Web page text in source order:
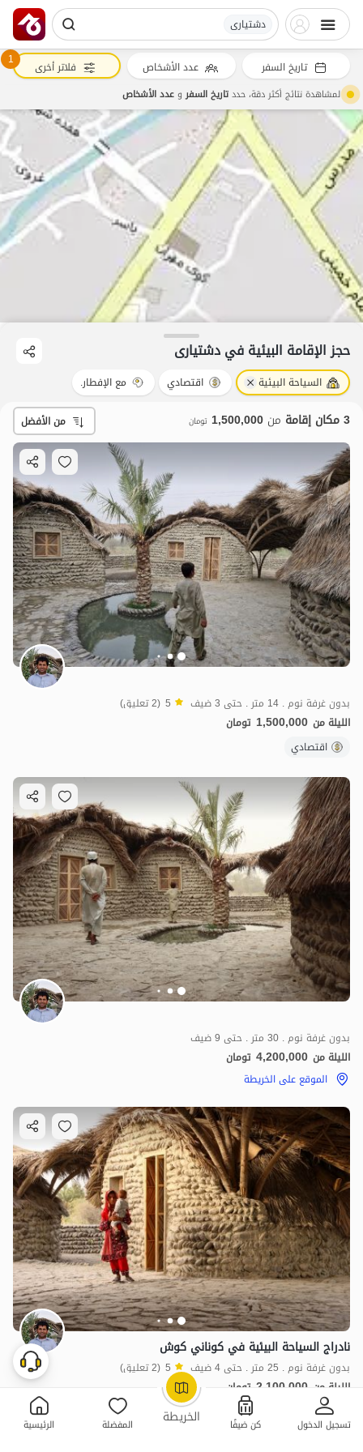
دشتیاری
الخريطة تسجيل الدخول كن ضيفًا المفضلة الرئيسية
1.5مليون ت 5
OpenStreetMap
حجز الإقامة البيئية في دشتیاری
السياحة البيئية اقتصادي مع الإفطار.
3 مكان إقامة من 1,500,000 تومان من الأفضل
بدون غرفة نوم . 14 متر . حتى 3 ضيف 5 (2 تعليق)
الليلة من 1,500,000 تومان
اقتصادي
بدون غرفة نوم . 30 متر . حتى 9 ضيف
الليلة من 4,200,000 تومان
الموقع على الخريطة
نادراج السياحة البيئية في كوناني كوش
بدون غرفة نوم . 25 متر . حتى 4 ضيف 5 (2 تعليق)
الليلة من 2,100,000 تومان
خاص
تاريخ السفر عدد الأشخاص 1 فلاتر أخرى
لمشاهدة نتائج أكثر دقة، حددتاريخ السفروعدد الأشخاص